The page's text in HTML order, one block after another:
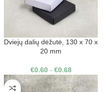
Dviejų dalių dėžutė, 130 x 70 x
20 mm
€0.60- €0.68